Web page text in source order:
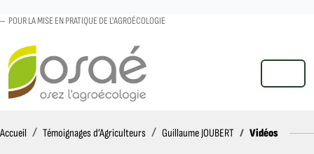
POUR LA MISE EN PRATIQUE DE L'AGROÉCOLOGIE
MENU
Accueil AccueilTémoignages d’Agriculteurs Guillaume JOUBERT Vidéos